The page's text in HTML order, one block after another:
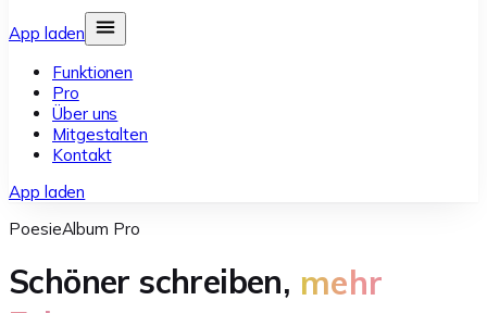
App laden
Funktionen
Pro
Über uns
Mitgestalten
Kontakt
App laden
PoesieAlbum Pro
Schöner schreiben, mehr